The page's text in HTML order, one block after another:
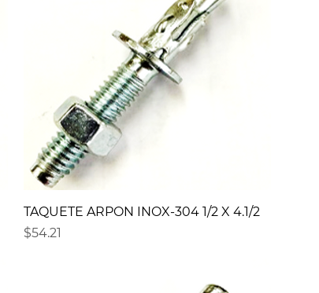
TAQUETE ARPON INOX-304 1/2 X 4.1/2
Precio
$54.21